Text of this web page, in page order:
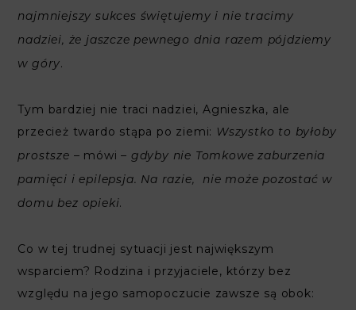
najmniejszy sukces świętujemy i nie tracimy
nadziei, że jaszcze pewnego dnia razem pójdziemy
w góry.
Tym bardziej nie traci nadziei, Agnieszka, ale
przecież twardo stąpa po ziemi: Wszystko to byłoby
prostsze – mówi – gdyby nie Tomkowe zaburzenia
pamięci i epilepsja. Na razie, nie może pozostać w
domu bez opieki.
Co w tej trudnej sytuacji jest największym
wsparciem? Rodzina i przyjaciele, którzy bez
względu na jego samopoczucie zawsze są obok: